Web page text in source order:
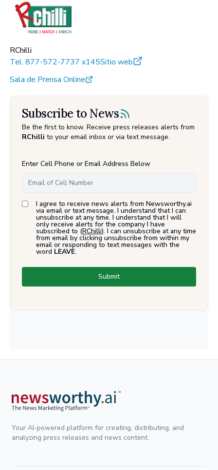
RChilli
Tel. 877-572-7737 x145Sitio web
Sala de Prensa Online
Subscribe to News
Be the first to know. Receive press releases alerts from
RChilli to your email inbox or via text message.
Enter Cell Phone or Email Address Below
I agree to receive news alerts from Newsworthy.ai
via email or text message. I understand that I can
unsubscribe at any time. I understand that I will
only receive alerts for the company I have
subscribed to (RChilli). I can unsubscribe at any time
from email by clicking unsubscribe from within my
email or responding to text messages with the
word LEAVE.
Submit
Your AI-powered platform for creating, distributing, and
analyzing press releases and news content.